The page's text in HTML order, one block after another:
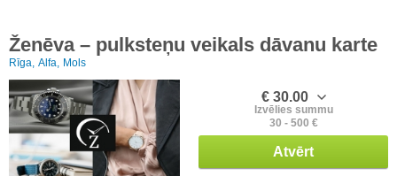
Ženēva – pulksteņu veikals dāvanu karte
Rīga, Alfa, Mols
€ 30.00
Izvēlies summu
30 - 500 €
Atvērt